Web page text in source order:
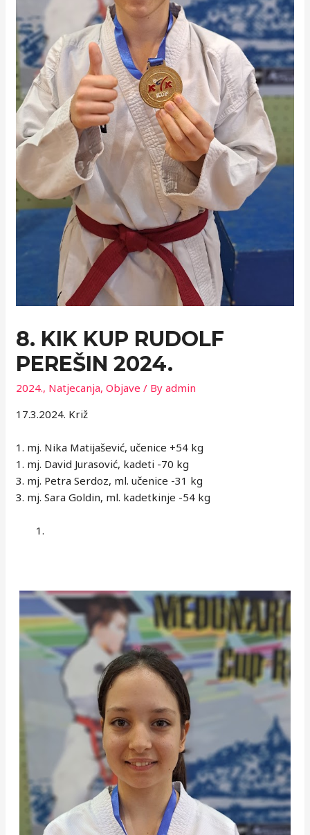
8. KIK KUP RUDOLF
PEREŠIN 2024.
2024., Natjecanja,Objave / Byadmin
17.3.2024. Križ
1. mj. Nika Matijašević, učenice +54 kg
1. mj. David Jurasović, kadeti -70 kg
3. mj. Petra Serdoz, ml. učenice -31 kg
3. mj. Sara Goldin, ml. kadetkinje -54 kg